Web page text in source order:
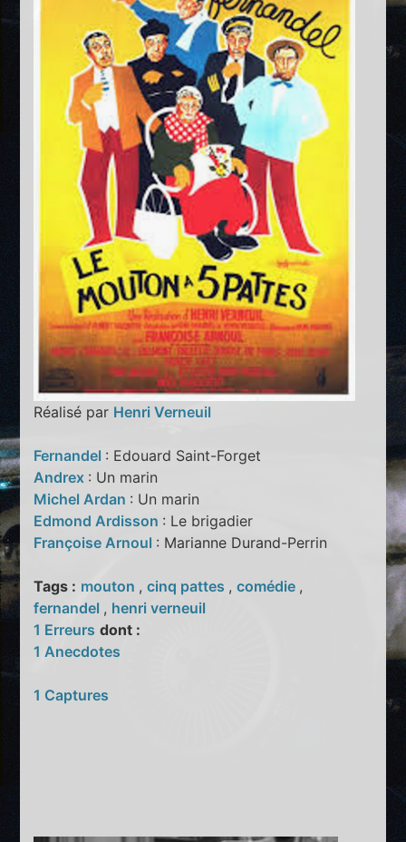
Réalisé par Henri Verneuil
Fernandel : Edouard Saint-Forget
Andrex : Un marin
Michel Ardan : Un marin
Edmond Ardisson : Le brigadier
Françoise Arnoul : Marianne Durand-Perrin
Tags : mouton ,cinq pattes ,comédie ,
fernandel , henri verneuil
1 Erreurs dont :
1 Anecdotes
1 Captures